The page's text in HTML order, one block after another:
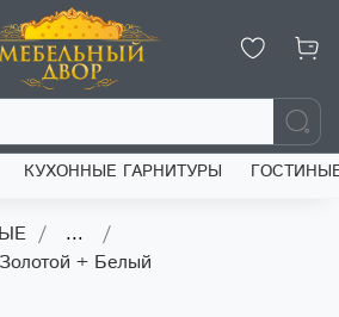
КУХОННЫЕ ГАРНИТУРЫ
...
+ Белый